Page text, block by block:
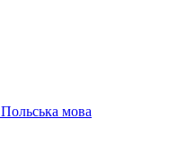
Польська мова